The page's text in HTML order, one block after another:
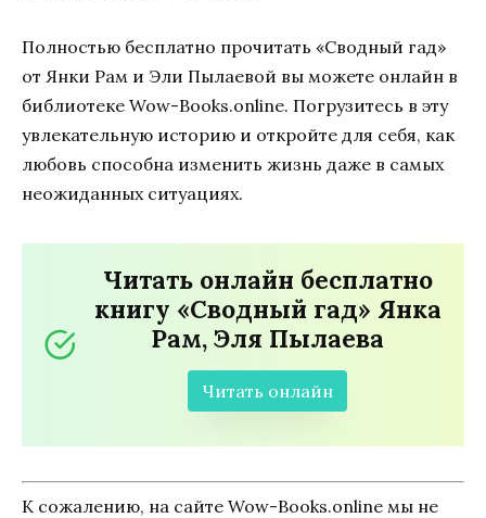
Полностью бесплатно прочитать «Сводный гад»
от Янки Рам и Эли Пылаевой вы можете онлайн в
библиотеке Wow-Books.online. Погрузитесь в эту
увлекательную историю и откройте для себя, как
любовь способна изменить жизнь даже в самых
неожиданных ситуациях.
Читать онлайн бесплатно
книгу «Сводный гад» Янка
Рам, Эля Пылаева
Читать онлайн
К сожалению, на сайте Wow-Books.online мы не